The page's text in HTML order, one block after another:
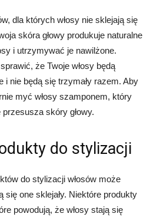
dla których włosy nie sklejają się
skóra głowy produkuje naturalne
i utrzymywać je nawilżone.
że Twoje włosy będą
i nie będą się trzymały razem. Aby
myć włosy szamponem, który
skóry głowy.
do stylizacji
do stylizacji włosów może
się one sklejały. Niektóre produkty
powodują, że włosy stają się